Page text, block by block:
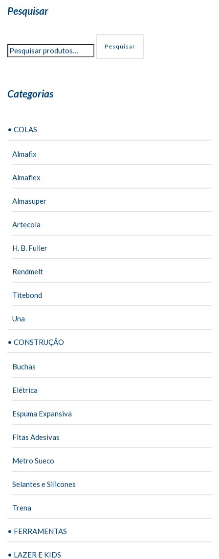
Pesquisar
Pesquisar
Categorias
• COLAS
Almafix
Almaflex
Almasuper
Artecola
H. B. Fuller
Rendmelt
Titebond
Una
• CONSTRUÇÃO
Buchas
Elétrica
Espuma Expansiva
Fitas Adesivas
Metro Sueco
Selantes e Silicones
Trena
• FERRAMENTAS
• LAZER E KIDS